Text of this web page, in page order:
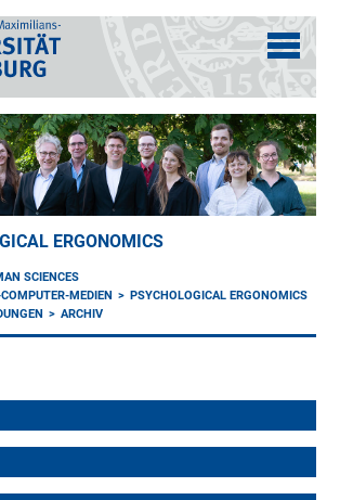
ERGONOMICS
SCIENCES
MEDIEN
PSYCHOLOGICAL ERGONOMICS
ARCHIV